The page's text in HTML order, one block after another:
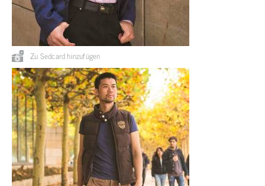
Zu Sedcard hinzufügen